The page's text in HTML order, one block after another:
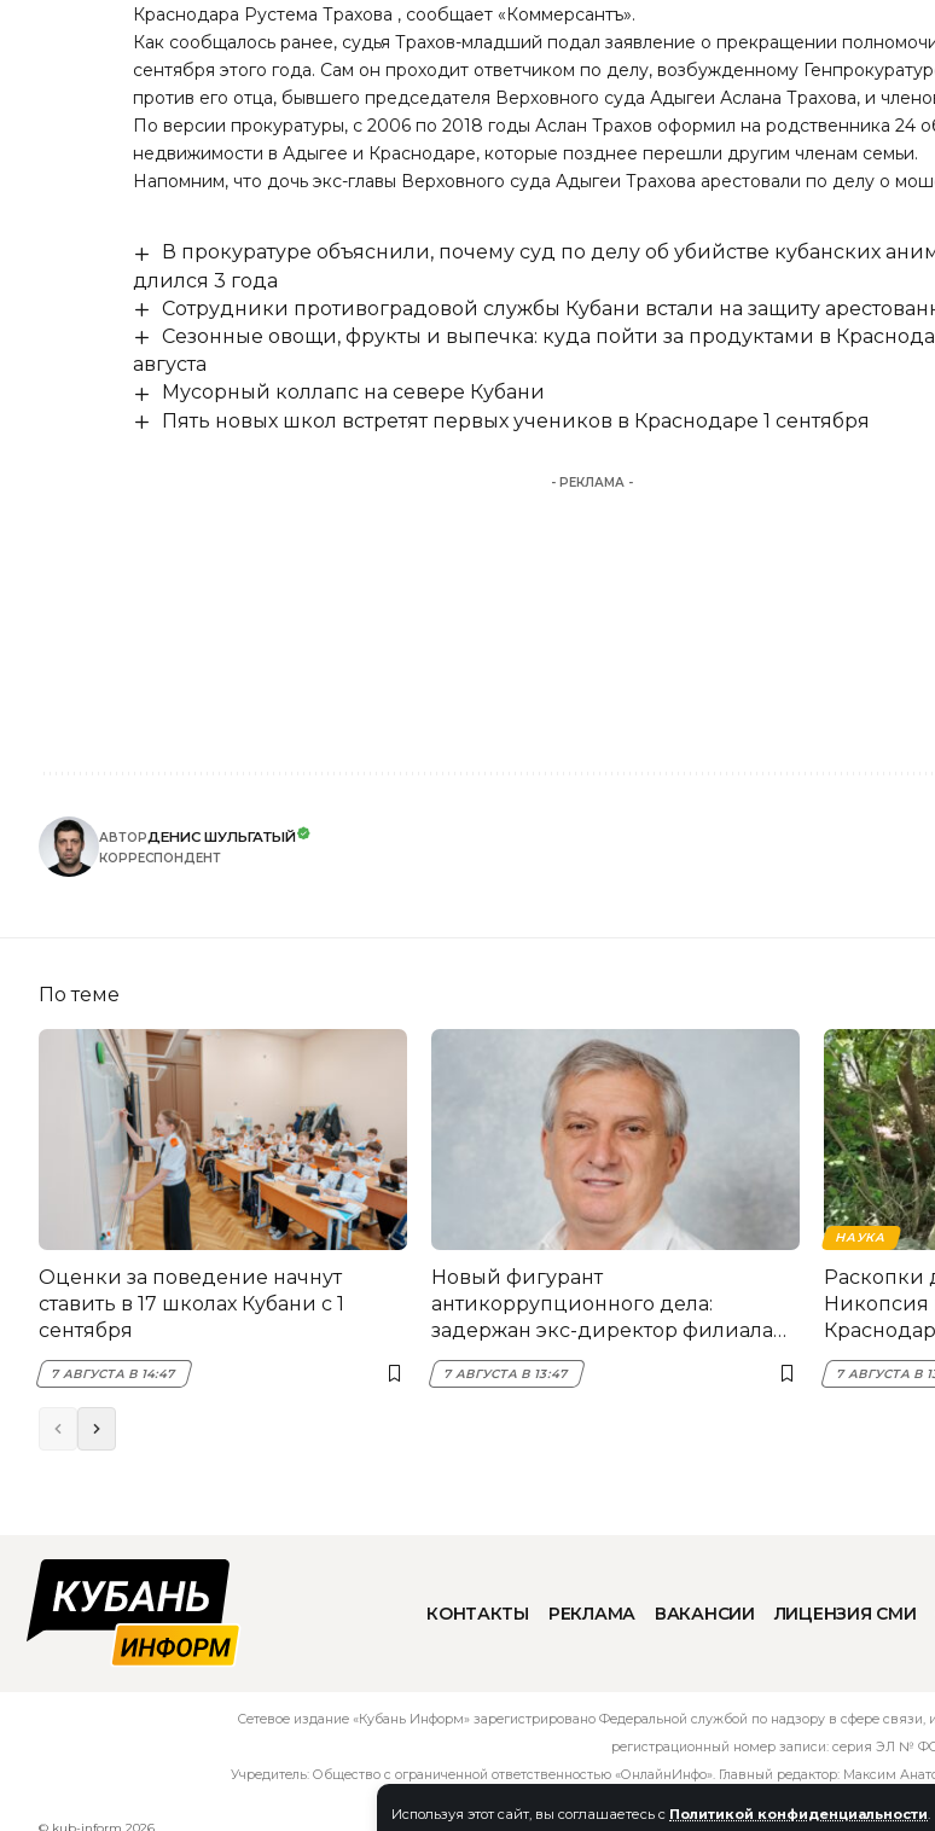
Используя этот сайт, вы соглашаетесь с Политикой конфиденциальности
Краснодара Рустема Трахова , сообщает «Коммерсантъ».
Как сообщалось ранее, судья Трахов-младший подал заявление о прекращении
сентября этого года. Сам он проходит ответчиком по делу, возбужденному
против его отца, бывшего председателя Верховного суда Адыгеи Аслана Трахова, и
По версии прокуратуры, с 2006 по 2018 годы Аслан Трахов оформил на родственника 24
недвижимости в Адыгее и Краснодаре, которые позднее перешли другим членам семьи.
Напомним, что дочь экс-главы Верховного суда Адыгеи Трахова арестовали по делу о
В прокуратуре объяснили, почему суд по делу об убийстве кубанских
длился 3 года
Сотрудники противоградовой службы Кубани встали на защиту
Сезонные овощи, фрукты и выпечка: куда пойти за продуктами в
августа
Мусорный коллапс на севере Кубани
Пять новых школ встретят первых учеников в Краснодаре 1 сентября
- РЕКЛАМА -
АВТОРДЕНИС ШУЛЬГАТЫЙ
КОРРЕСПОНДЕНТ
По теме
Оценки за поведение начнут
ставить в 17 школах Кубани с 1
сентября
7 АВГУСТА В 14:47
Новый фигурант
антикоррупционного дела:
задержан экс-директор филиала
НЭСК Крымска
7 АВГУСТА В 13:47
НАУКА
Раскопки
Никопсия
7 АВГУСТА В
КОНТАКТЫ РЕКЛАМА ВАКАНСИИ ЛИЦЕНЗИЯ СМИ
Сетевое издание «Кубань Информ» зарегистрировано Федеральной службой по надзору в сфере
регистрационный номер записи: серия ЭЛ №
Учредитель: Общество с ограниченной ответственностью «ОнлайнИнфо». Главный редактор: Максим